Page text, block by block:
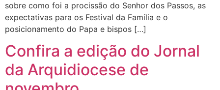
sobre como foi a procissão do Senhor dos Passos, as
expectativas para os Festival da Família e o
posicionamento do Papa e bispos […]
Confira a edição do Jornal
da Arquidiocese de